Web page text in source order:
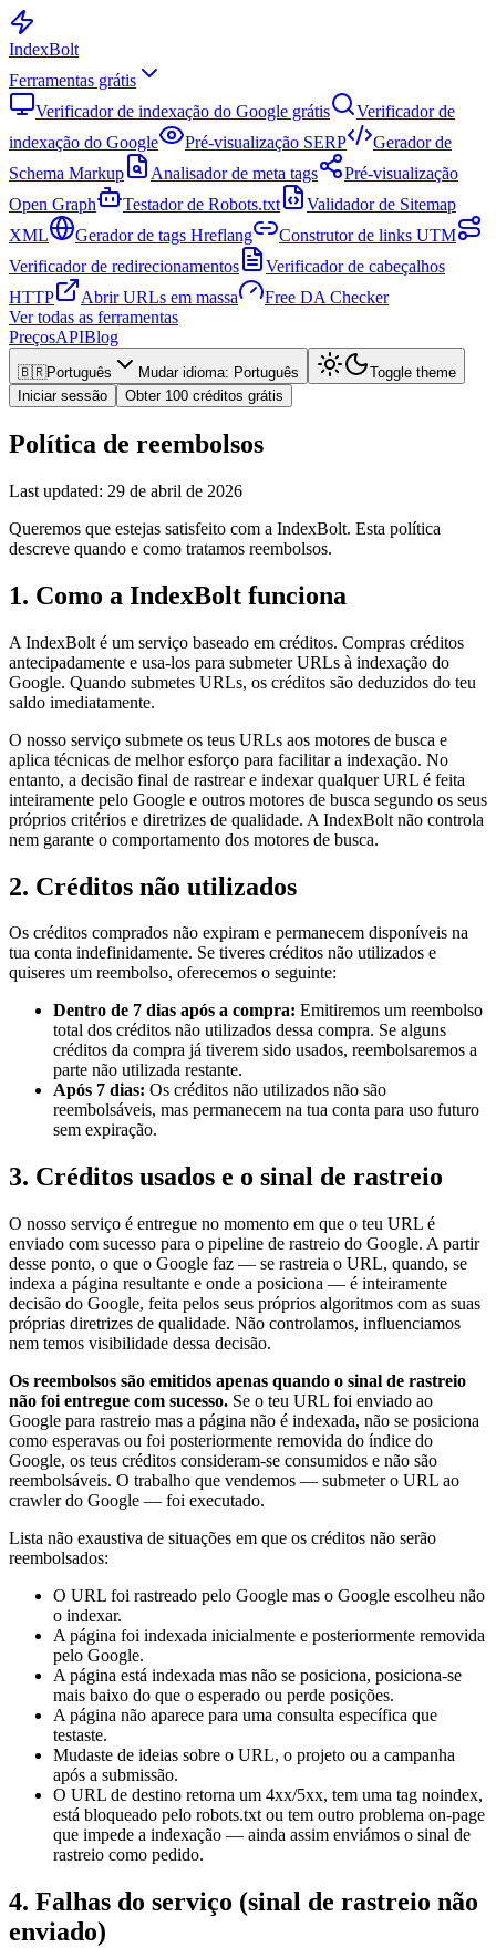
IndexBolt
Ferramentas grátis
Verificador de indexação do Google grátis
Verificador de
indexação do Google
Pré-visualização SERP
Gerador de
Schema Markup
Analisador de meta tags
Pré-visualização
Open Graph
Testador de Robots.txt
Validador de Sitemap
XML
Gerador de tags Hreflang
Construtor de links UTM
Verificador de redirecionamentos
Verificador de cabeçalhos
HTTP
Abrir URLs em massa
Free DA Checker
Ver todas as ferramentas
PreçosAPIBlog
🇧🇷Português Mudar idioma: Português
Toggle theme
Iniciar sessão
Obter 100 créditos grátis
Política de reembolsos
Last updated: 29 de abril de 2026
Queremos que estejas satisfeito com a IndexBolt. Esta política
descreve quando e como tratamos reembolsos.
1. Como a IndexBolt funciona
A IndexBolt é um serviço baseado em créditos. Compras créditos
antecipadamente e usa-los para submeter URLs à indexação do
Google. Quando submetes URLs, os créditos são deduzidos do teu
saldo imediatamente.
O nosso serviço submete os teus URLs aos motores de busca e
aplica técnicas de melhor esforço para facilitar a indexação. No
entanto, a decisão final de rastrear e indexar qualquer URL é feita
inteiramente pelo Google e outros motores de busca segundo os seus
próprios critérios e diretrizes de qualidade. A IndexBolt não controla
nem garante o comportamento dos motores de busca.
2. Créditos não utilizados
Os créditos comprados não expiram e permanecem disponíveis na
tua conta indefinidamente. Se tiveres créditos não utilizados e
quiseres um reembolso, oferecemos o seguinte:
Dentro de 7 dias após a compra: Emitiremos um reembolso
total dos créditos não utilizados dessa compra. Se alguns
créditos da compra já tiverem sido usados, reembolsaremos a
parte não utilizada restante.
Após 7 dias: Os créditos não utilizados não são
reembolsáveis, mas permanecem na tua conta para uso futuro
sem expiração.
3. Créditos usados e o sinal de rastreio
O nosso serviço é entregue no momento em que o teu URL é
enviado com sucesso para o pipeline de rastreio do Google. A partir
desse ponto, o que o Google faz — se rastreia o URL, quando, se
indexa a página resultante e onde a posiciona — é inteiramente
decisão do Google, feita pelos seus próprios algoritmos com as suas
próprias diretrizes de qualidade. Não controlamos, influenciamos
nem temos visibilidade dessa decisão.
Os reembolsos são emitidos apenas quando o sinal de rastreio
não foi entregue com sucesso. Se o teu URL foi enviado ao
Google para rastreio mas a página não é indexada, não se posiciona
como esperavas ou foi posteriormente removida do índice do
Google, os teus créditos consideram-se consumidos e não são
reembolsáveis. O trabalho que vendemos — submeter o URL ao
crawler do Google — foi executado.
Lista não exaustiva de situações em que os créditos não serão
reembolsados:
O URL foi rastreado pelo Google mas o Google escolheu não
o indexar.
A página foi indexada inicialmente e posteriormente removida
pelo Google.
A página está indexada mas não se posiciona, posiciona-se
mais baixo do que o esperado ou perde posições.
A página não aparece para uma consulta específica que
testaste.
Mudaste de ideias sobre o URL, o projeto ou a campanha
após a submissão.
O URL de destino retorna um 4xx/5xx, tem uma tag noindex,
está bloqueado pelo robots.txt ou tem outro problema on-page
que impede a indexação — ainda assim enviámos o sinal de
rastreio como pedido.
4. Falhas do serviço (sinal de rastreio não
enviado)